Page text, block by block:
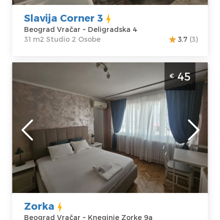
Slavija Corner 3
Beograd Vračar ~ Deligradska 4
31 m2 Studio 2 Osobe
3.7 (3)
Studio Apartman Zorka Beograd Vracar.
Smesten u samoj blizini Slavije. Nemanjen
za 2 osobe.
Beograd
Lokacija:
Beograd Vračar
Adresa: Kneginje
Zorke 9a
Cena45 €
Gosti:
Kvadratura :30
m2
Struktura :
Studio
€45
Zorka
Beograd Vračar ~ Kneginje Zorke 9a